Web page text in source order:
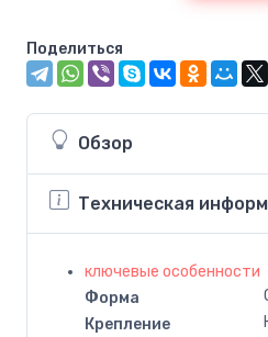
Поделиться
Обзор
Техническая
ключевые особенности
Форма
Крепление